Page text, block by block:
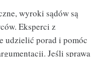
wyroki sądów są
Eksperci z
udzielić porad i pomóc
Jeśli sprawa